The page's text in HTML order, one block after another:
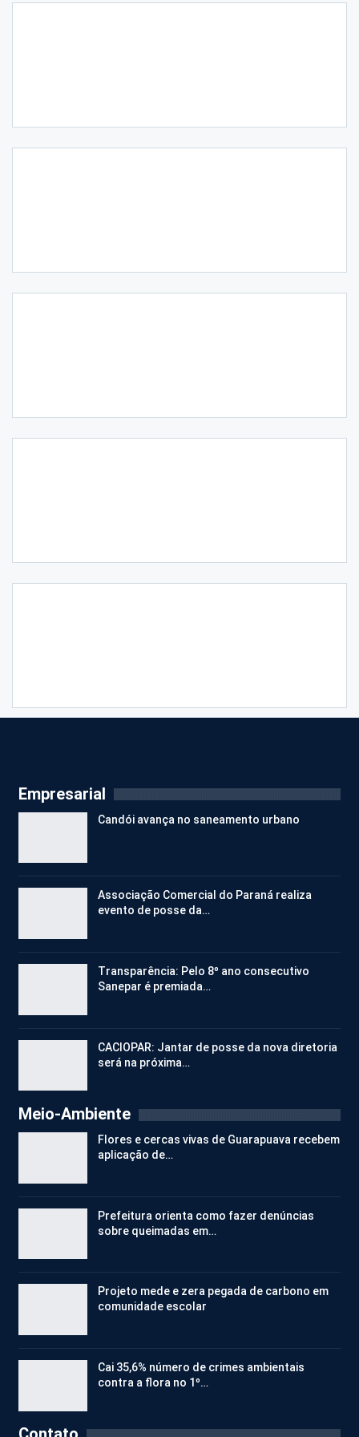
Empresarial
Candói avança no saneamento urbano
Associação Comercial do Paraná realiza
evento de posse da…
Transparência: Pelo 8º ano consecutivo
Sanepar é premiada…
CACIOPAR: Jantar de posse da nova diretoria
será na próxima…
Meio-Ambiente
Flores e cercas vivas de Guarapuava recebem
aplicação de…
Prefeitura orienta como fazer denúncias
sobre queimadas em…
Projeto mede e zera pegada de carbono em
comunidade escolar
Cai 35,6% número de crimes ambientais
contra a flora no 1º…